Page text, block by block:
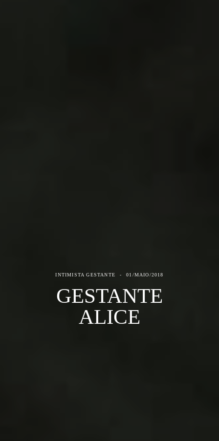
INTIMISTA GESTANTE 01/MAIO/2018
GESTANTE
ALICE